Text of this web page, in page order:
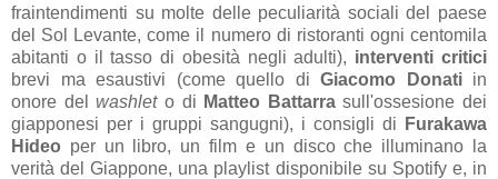
fraintendimenti su molte delle peculiarità sociali del paese
del Sol Levante, come il numero di ristoranti ogni centomila
abitanti o il tasso di obesità negli adulti), interventi critici
brevi ma esaustivi (come quello di Giacomo Donatiin
onore delwashlet o di Matteo Battarrasull'ossesione dei
giapponesi per i gruppi sangugni), i consigli di
Furakawa
Hideo per un libro, un film e un disco che illuminano la
verità del Giappone, una playlist disponibile su Spotify e, in